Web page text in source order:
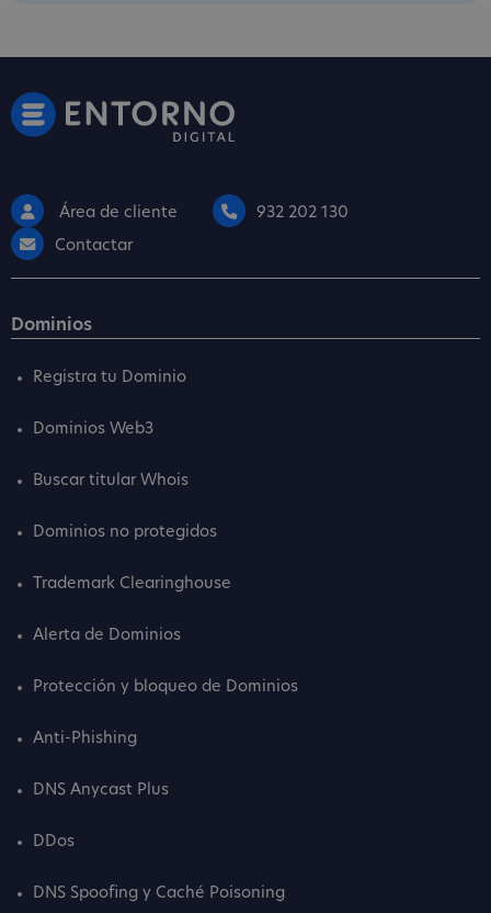
Área de cliente
932 202 130
Contactar
Dominios
Registra tu Dominio
Dominios Web3
Buscar titular Whois
Dominios no protegidos
Trademark Clearinghouse
Alerta de Dominios
Protección y bloqueo de Dominios
Anti-Phishing
DNS Anycast Plus
DDos
DNS Spoofing y Caché Poisoning